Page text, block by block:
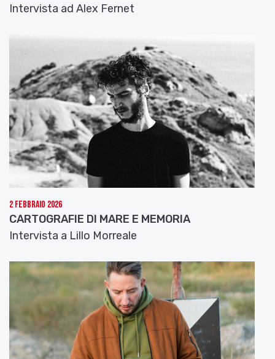
Intervista ad Alex Fernet
2 Febbraio 2026
CARTOGRAFIE DI MARE E MEMORIA
Intervista a Lillo Morreale